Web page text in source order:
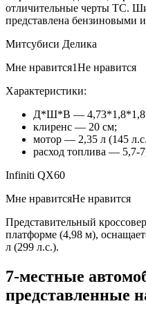
отличительные черты ТС.
представлена бензиновыми
Митсубиси Делика
Мне нравится1Не нравится
Характеристики:
Д*Ш*В —
клиренс — 20 см;
мотор — 2,35 л (145
расход топлива — 5,7-
Infiniti QX60
Мне нравитсяНе нравится
Представительный
платформе (4,98 м),
л (299 л.с.).
7-местные
представленные